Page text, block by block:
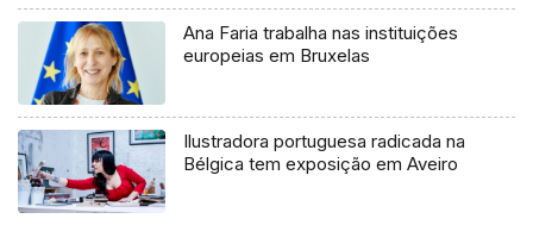
Ana Faria trabalha nas instituições
europeias em Bruxelas
Ilustradora portuguesa radicada na
Bélgica tem exposição em Aveiro